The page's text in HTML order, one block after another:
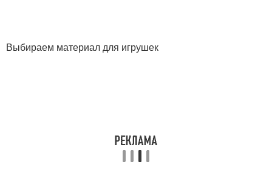
Выбираем материал для игрушек